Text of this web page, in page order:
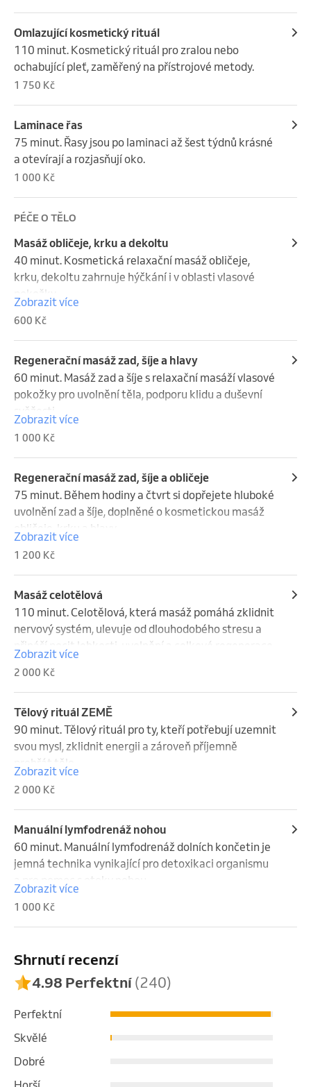
Omlazující kosmetický rituál
110 minut. Kosmetický rituál pro zralou nebo
ochabující pleť, zaměřený na přístrojové metody.
1 750 Kč
Laminace řas
75 minut. Řasy jsou po laminaci až šest týdnů krásné
a otevírají a rozjasňují oko.
1 000 Kč
PÉČE O TĚLO
Masáž obličeje, krku a dekoltu
40 minut. Kosmetická relaxační masáž obličeje,
krku, dekoltu zahrnuje hýčkání i v oblasti vlasové
pokožky.
Zobrazit více
600 Kč
Regenerační masáž zad, šíje a hlavy
60 minut. Masáž zad a šíje s relaxační masáží vlasové
pokožky pro uvolnění těla, podporu klidu a duševní
svěžesti.
Zobrazit více
1 000 Kč
Regenerační masáž zad, šíje a obličeje
75 minut. Během hodiny a čtvrt si dopřejete hluboké
uvolnění zad a šíje, doplněné o kosmetickou masáž
obličeje, krku a hlavy.
Zobrazit více
1 200 Kč
Masáž celotělová
110 minut. Celotělová, která masáž pomáhá zklidnit
nervový systém, ulevuje od dlouhodobého stresu a
přináší pocit lehkosti, uvolnění a celkové regenerace.
Zobrazit více
2 000 Kč
Tělový rituál ZEMĚ
90 minut. Tělový rituál pro ty, kteří potřebují uzemnit
svou mysl, zklidnit energii a zároveň příjemně
prohřát tělo.
Zobrazit více
2 000 Kč
Manuální lymfodrenáž nohou
60 minut. Manuální lymfodrenáž dolních končetin je
jemná technika vynikající pro detoxikaci organismu
a pro pomoc s otoky nohou.
Zobrazit více
1 000 Kč
Shrnutí recenzí
4.98 Perfektní(240)
Perfektní
Skvělé
Dobré